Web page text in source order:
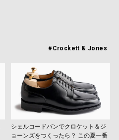
#Crockett & Jones
シェルコードバンでクロケット＆ジ
ョーンズをつくったら？ この夏一番